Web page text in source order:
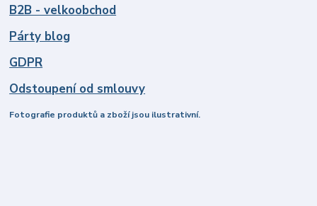
B2B - velkoobchod
Párty blog
GDPR
Odstoupení od smlouvy
Fotografie produktů a zboží jsou ilustrativní.